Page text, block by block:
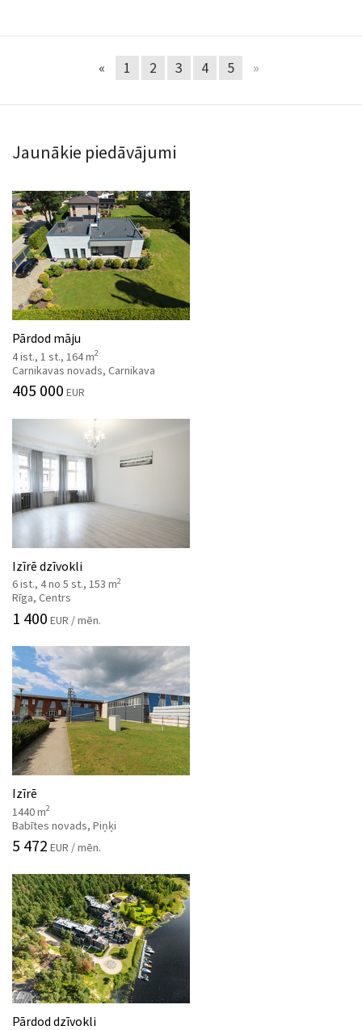
« 1 2 3 4 5 »
Jaunākie piedāvājumi
Pārdod māju
4 ist., 1 st., 164 m2
Carnikavas novads, Carnikava
405 000 EUR
Izīrē dzīvokli
6 ist., 4 no 5 st., 153 m2
Rīga, Centrs
1 400 EUR / mēn.
Izīrē
1440 m2
Babītes novads, Piņķi
5 472 EUR / mēn.
Pārdod dzīvokli